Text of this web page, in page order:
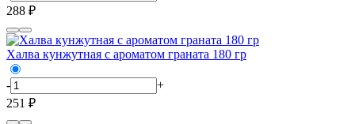
288 ₽
Халва кунжутная с ароматом граната 180 гр
-
+
251 ₽